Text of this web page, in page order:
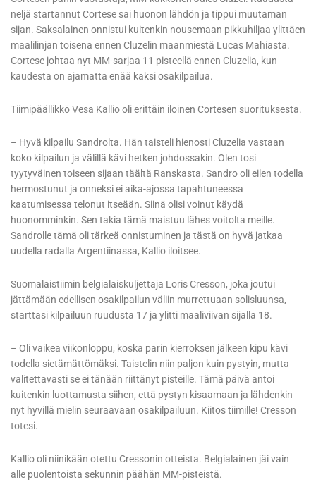
neljä startannut Cortese sai huonon lähdön ja tippui muutaman
sijan. Saksalainen onnistui kuitenkin nousemaan pikkuhiljaa ylittäen
maalilinjan toisena ennen Cluzelin maanmiestä Lucas Mahiasta.
Cortese johtaa nyt MM-sarjaa 11 pisteellä ennen Cluzelia, kun
kaudesta on ajamatta enää kaksi osakilpailua.
Tiimipäällikkö Vesa Kallio oli erittäin iloinen Cortesen suorituksesta.
– Hyvä kilpailu Sandrolta. Hän taisteli hienosti Cluzelia vastaan
koko kilpailun ja välillä kävi hetken johdossakin. Olen tosi
tyytyväinen toiseen sijaan täältä Ranskasta. Sandro oli eilen todella
hermostunut ja onneksi ei aika-ajossa tapahtuneessa
kaatumisessa telonut itseään. Siinä olisi voinut käydä
huonomminkin. Sen takia tämä maistuu lähes voitolta meille.
Sandrolle tämä oli tärkeä onnistuminen ja tästä on hyvä jatkaa
uudella radalla Argentiinassa, Kallio iloitsee.
Suomalaistiimin belgialaiskuljettaja Loris Cresson, joka joutui
jättämään edellisen osakilpailun väliin murrettuaan solisluunsa,
starttasi kilpailuun ruudusta 17 ja ylitti maaliviivan sijalla 18.
– Oli vaikea viikonloppu, koska parin kierroksen jälkeen kipu kävi
todella sietämättömäksi. Taistelin niin paljon kuin pystyin, mutta
valitettavasti se ei tänään riittänyt pisteille. Tämä päivä antoi
kuitenkin luottamusta siihen, että pystyn kisaamaan ja lähdenkin
nyt hyvillä mielin seuraavaan osakilpailuun. Kiitos tiimille! Cresson
totesi.
Kallio oli niinikään otettu Cressonin otteista. Belgialainen jäi vain
alle puolentoista sekunnin päähän MM-pisteistä.